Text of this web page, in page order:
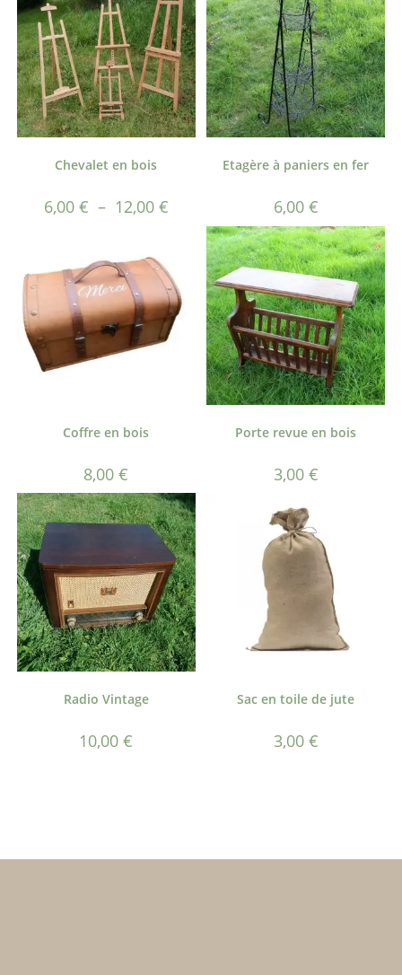
Chevalet en bois
6,00 € – 12,00 €
Etagère à paniers en fer
6,00 €
Coffre en bois
8,00€
Porte revue en bois
3,00 €
Radio Vintage
10,00€
Sac en toile de jute
3,00 €